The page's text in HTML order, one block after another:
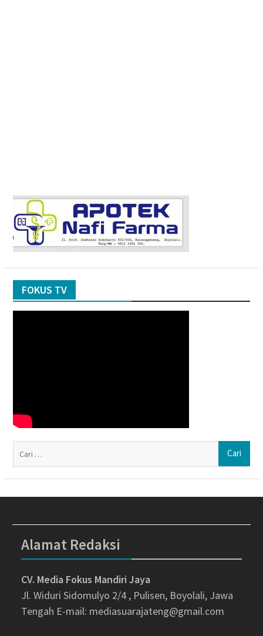
FOKUS TV
Alamat Redaksi
CV. Media Fokus Mandiri Jaya
Jl. Widuri Sidomulyo 2/4 , Pulisen, Boyolali, Jawa
Tengah E-mail: mediasuarajateng@gmail.com